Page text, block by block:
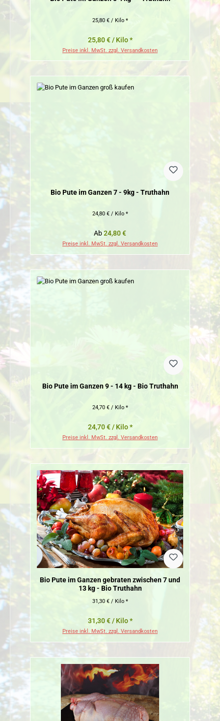
25,80 € / Kilo *
25,80 € / Kilo *
Preise inkl. MwSt. zzgl. Versandkosten
Bio Pute im Ganzen 7 - 9kg - Truthahn
24,80 € / Kilo *
Regulärer Preis:
Ab24,80 €
Preise inkl. MwSt. zzgl. Versandkosten
Bio Pute im Ganzen 9 - 14 kg - Bio Truthahn
24,70 € / Kilo *
24,70 € / Kilo *
Preise inkl. MwSt. zzgl. Versandkosten
Bio Pute im Ganzen gebraten zwischen 7 und
13 kg - Bio Truthahn
31,30 € / Kilo *
31,30 € / Kilo *
Preise inkl. MwSt. zzgl. Versandkosten